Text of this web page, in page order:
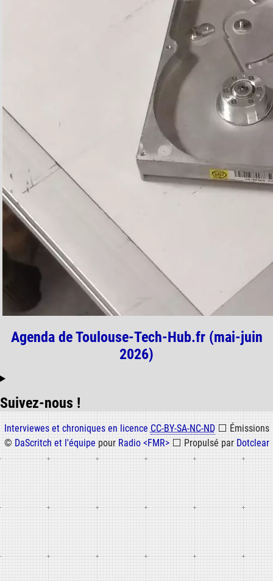
Agenda de Toulouse-Tech-Hub.fr (mai-juin
2026)
Suivez-nous !
Informations
Interviewes et chroniques en licence CC-BY-SA-NC-ND ⬜ Émissions
© DaScritch et l'équipe pour Radio <FMR> ⬜ Propulsé par Dotclear